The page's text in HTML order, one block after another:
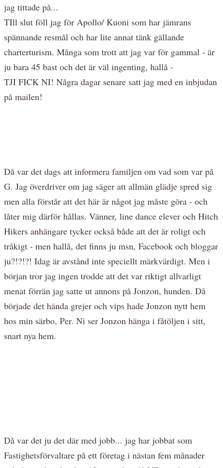
jag tittade på...
TIll slut föll jag för Apollo/ Kuoni som har jämrans
spännande resmål och har lite annat tänk gällande
charterturism. Många som trott att jag var för gammal - är
ju bara 45 bast och det är väl ingenting, hallå -
TJI FICK NI! Några dagar senare satt jag med en inbjudan
på mailen!
Då var det dags att informera familjen om vad som var på
G. Jag överdriver om jag säger att allmän glädje spred sig
men alla förstår att det här är något jag måste göra - och
låter mig därför hållas. Vänner, line dance elever och Hitch
Hikers anhängare tycker också både att det är roligt och
tråkigt - men hallå, det finns ju msn, Facebook och bloggar
ju?!?!?! Idag är avstånd inte speciellt märkvärdigt. Men i
början tror jag ingen trodde att det var riktigt allvarligt
menat förrän jag satte ut annons på Jonzon, hunden. Då
började det hända grejer och vips hade Jonzon nytt hem
hos min särbo, Per. Ni ser Jonzon hänga i fåtöljen i sitt,
snart nya hem.
Då var det ju det där med jobb... jag har jobbat som
Fastighetsförvaltare på ett företag i nästan fem månader